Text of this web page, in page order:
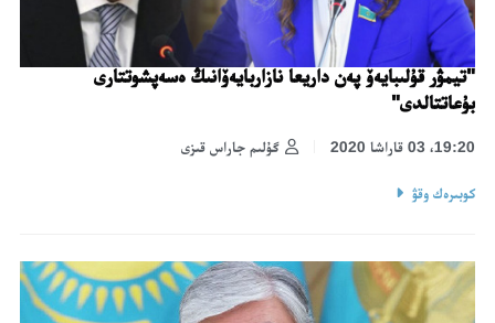
"تيمۋر قۇلىبايەۆ پەن داريعا نازاربايەۆانىڭ ەسەپشوتتارى
بۇعاتتالدى"
گۇلىم جاراس قىزى 19:20، 03 قاراشا 2020
كوبىرەك وقۋ